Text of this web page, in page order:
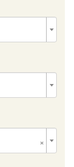
×